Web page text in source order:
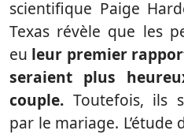
scientifique Paige
Texas révèle que les
eu leur premier
seraient plus
couple. Toutefois, ils
par le mariage. L’étude